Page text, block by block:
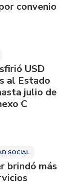
convenio
USD
al Estado
julio de
C
SOCIAL
brindó más